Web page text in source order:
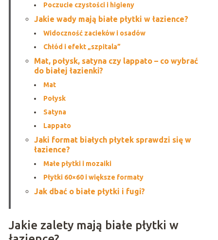
Poczucie czystości i higieny
Jakie wady mają białe płytki w łazience?
Widoczność zacieków i osadów
Chłód i efekt „szpitala”
Mat, połysk, satyna czy lappato – co wybrać
do białej łazienki?
Mat
Połysk
Satyna
Lappato
Jaki format białych płytek sprawdzi się w
łazience?
Małe płytki i mozaiki
Płytki 60×60 i większe formaty
Jak dbać o białe płytki i fugi?
Jakie zalety mają białe płytki w